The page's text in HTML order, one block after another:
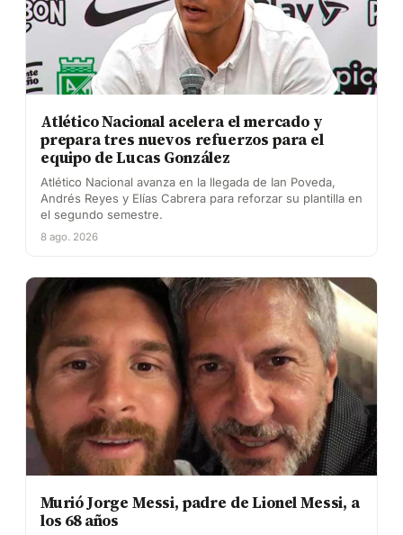
Atlético Nacional acelera el mercado y
prepara tres nuevos refuerzos para el
equipo de Lucas González
Atlético Nacional avanza en la llegada de Ian Poveda,
Andrés Reyes y Elías Cabrera para reforzar su plantilla en
el segundo semestre.
8 ago. 2026
Murió Jorge Messi, padre de Lionel Messi, a
los 68 años